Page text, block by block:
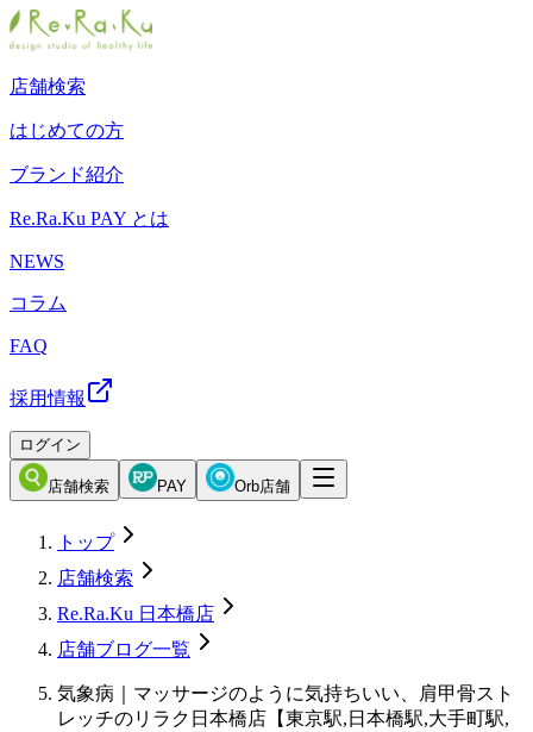
店舗検索
はじめての方
ブランド紹介
Re.Ra.Ku PAY とは
NEWS
コラム
FAQ
採用情報
ログイン
店舗検索 PAY Orb店舗
トップ
店舗検索
Re.Ra.Ku 日本橋店
店舗ブログ一覧
気象病｜マッサージのように気持ちいい、肩甲骨スト
レッチのリラク日本橋店【東京駅,日本橋駅,大手町駅,